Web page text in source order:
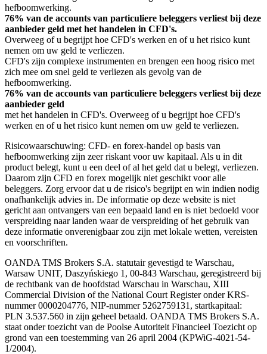
hefboomwerking.
76% van de accounts van particuliere beleggers verliest bij deze
aanbieder geld met het handelen in CFD's.
Overweeg of u begrijpt hoe CFD's werken en of u het risico kunt
nemen om uw geld te verliezen.
CFD's zijn complexe instrumenten en brengen een hoog risico met
zich mee om snel geld te verliezen als gevolg van de
hefboomwerking.
76% van de accounts van particuliere beleggers verliest bij deze
aanbieder geld
met het handelen in CFD's. Overweeg of u begrijpt hoe CFD's
werken en of u het risico kunt nemen om uw geld te verliezen.
Risicowaarschuwing: CFD- en forex-handel op basis van
hefboomwerking zijn zeer riskant voor uw kapitaal. Als u in dit
product belegt, kunt u een deel of al het geld dat u belegt, verliezen.
Daarom zijn CFD en forex mogelijk niet geschikt voor alle
beleggers. Zorg ervoor dat u de risico's begrijpt en win indien nodig
onafhankelijk advies in. De informatie op deze website is niet
gericht aan ontvangers van een bepaald land en is niet bedoeld voor
verspreiding naar landen waar de verspreiding of het gebruik van
deze informatie onverenigbaar zou zijn met lokale wetten, vereisten
en voorschriften.
OANDA TMS Brokers S.A. statutair gevestigd te Warschau,
Warsaw UNIT, Daszyńskiego 1, 00-843 Warschau, geregistreerd bij
de rechtbank van de hoofdstad Warschau in Warschau, XIII
Commercial Division of the National Court Register onder KRS-
nummer 0000204776, NIP-nummer 5262759131, startkapitaal:
PLN 3.537.560 in zijn geheel betaald. OANDA TMS Brokers S.A.
staat onder toezicht van de Poolse Autoriteit Financieel Toezicht op
grond van een toestemming van 26 april 2004 (KPWiG-4021-54-
1/2004).